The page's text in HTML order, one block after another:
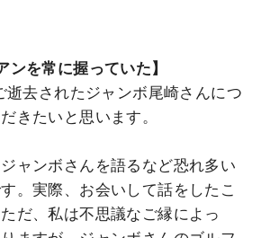
ンを常に握っていた】
去されたジャンボ尾崎さんにつ
きたいと思います。
ャンボさんを語るなど恐れ多い
。実際、お会いして話をしたこ
だ、私は不思議なご縁によっ